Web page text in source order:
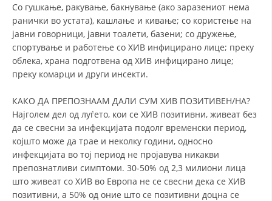
ТИМОВИ НА ООЦК
СПАСИТЕЛНА СТАНИЦА ВОДНО
ПРОЕКТИ – ПОДГОТВЕНОСТ И ДЕЈСТВУВАЊЕ ПРИ КАТАСТРОФИ
ОДНОСИ СО ЈАВНОСТ
МЕЃУНАРОДНА СОРАБОТКА
ДОГОВОРИ
ЗНАЧЕЊЕ НА СЛУЖБАТА ЗА БАРАЊЕ
Со гушкање, ракување, бакнување (ако заразениот нема
ранички во устата), кашлање и кивање; со користење на
јавни говорници, јавни тоалети, базени; со дружење,
спортување и работење со ХИВ инфицирано лице; преку
облека, храна подготвена од ХИВ инфицирано лице;
преку комарци и други инсекти.
КАКО ДА ПРЕПОЗНААМ ДАЛИ СУМ ХИВ ПОЗИТИВЕН/НА?
Најголем дел од луѓето, кои се ХИВ позитивни, живеат без
да се свесни за инфекцијата подолг временски период,
којшто може да трае и неколку години, односно
инфекцијата во тој период не пројавува никакви
препознатливи симптоми. 30-50% од 2,3 милиони лица
што живеат со ХИВ во Европа не се свесни дека се ХИВ
позитивни, а 50% од оние што се позитивни доцна се